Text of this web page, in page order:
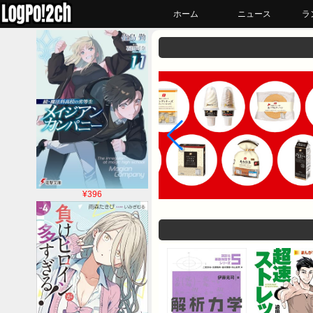
ホーム ニュース ラ
¥396